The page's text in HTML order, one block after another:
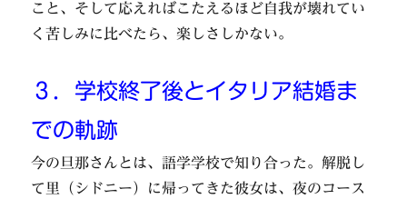
こと、そして応えればこたえるほど自我が壊れてい
く苦しみに比べたら、楽しさしかない。
３．学校終了後とイタリア結婚ま
での軌跡
今の旦那さんとは、語学学校で知り合った。解脱し
て里（シドニー）に帰ってきた彼女は、夜のコース